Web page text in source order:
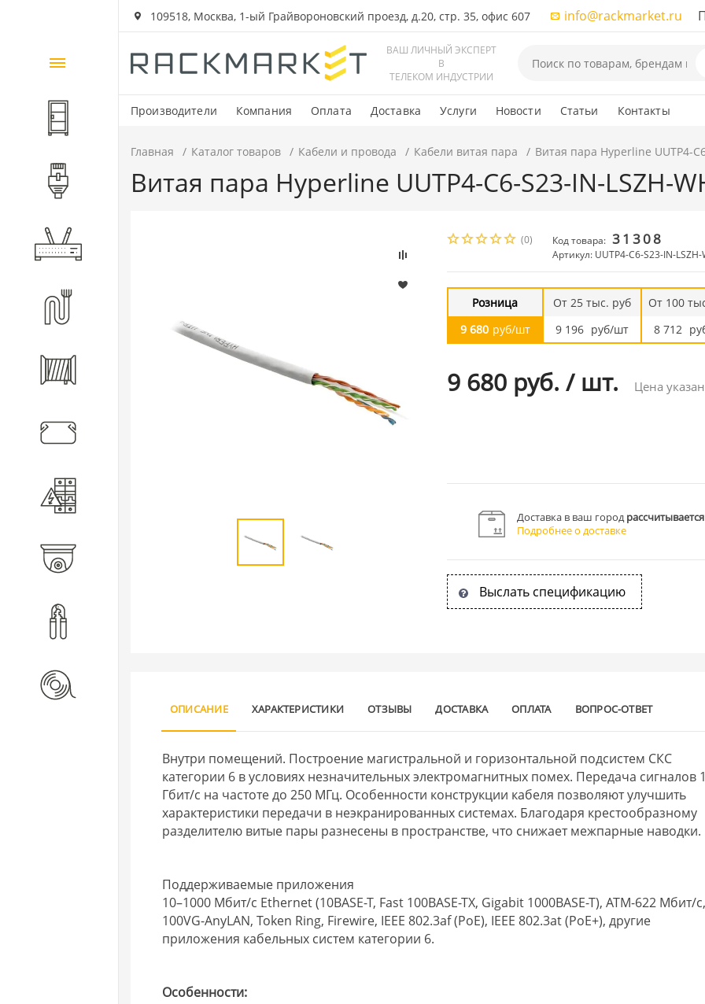
109518, Москва, 1-ый Грайвороновский проезд, д.20, стр. 35, офис 607 info@rackmarket.ru
ВАШ ЛИЧНЫЙ ЭКСПЕРТ
В
ТЕЛЕКОМ ИНДУСТРИИ
Производители Компания Оплата Доставка Услуги Новости Статьи Контакты
Каталог
товаров
Шкафы и стойки
Компоненты СКС
Главная Каталог товаров Кабели и провода Кабели витая пара Витая пара Hyperline UUTP4-
Витая пара Hyperline UUTP4-C6-S23-IN-LSZH-
(0) Код товара: 31308
Артикул: UUTP4-C6-S23-IN-
Розница
9 680 руб/шт
От 25 тыс. руб
9 196 руб/шт
От 100
8 712
9 680 руб. / шт. Цена
Доставка в ваш городрассчитывается
Подробнее о доставке
Выслать спецификацию
ОПИСАНИЕ ХАРАКТЕРИСТИКИ ОТЗЫВЫ ДОСТАВКА ОПЛАТА ВОПРОС-ОТВЕТ
Внутри помещений. Построение магистральной и горизонтальной подсистем СКС
категории 6 в условиях незначительных электромагнитных помех. Передача сигналов
Гбит/с на частоте до 250 МГц. Особенности конструкции кабеля позволяют улучшить
характеристики передачи в неэкранированных системах. Благодаря крестообразному
разделителю витые пары разнесены в пространстве, что снижает межпарные наводки.
Поддерживаемые приложения
10–1000 Мбит/с Ethernet (10BASE-T, Fast 100BASE-TX, Gigabit 1000BASE-T), ATM-622 Мбит/
100VG-AnyLAN, Token Ring, Firewire, IEEE 802.3af (PoE), IEEE 802.3at (PoE+), другие
приложения кабельных систем категории 6.
Особенности: